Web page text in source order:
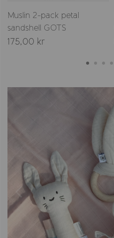
Muslin 2-pack petal
sandshell GOTS
175,00 kr